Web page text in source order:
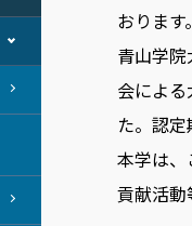
おります。
青山学
会によ
た。認定
本学は
貢献活動